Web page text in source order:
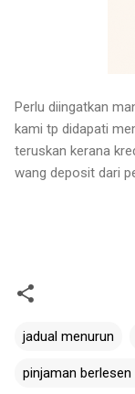
Perlu diingatkan
kami tp didapati
teruskan kerana
wang deposit dari
jadual menurun
pinjaman